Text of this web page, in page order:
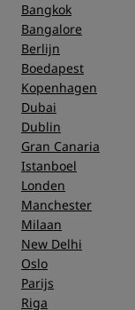
Bangkok
Bangalore
Berlijn
Boedapest
Kopenhagen
Dubai
Dublin
Gran Canaria
Istanboel
Londen
Manchester
Milaan
New Delhi
Oslo
Parijs
Riga